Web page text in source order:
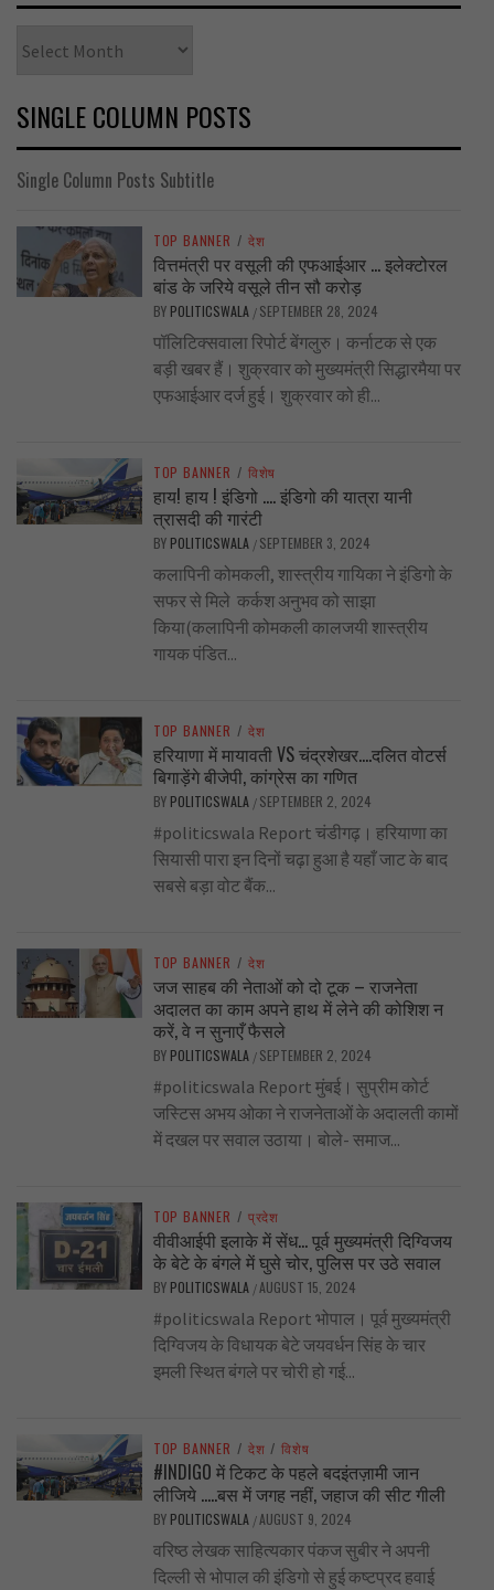
SINGLE COLUMN POSTS
Single Column Posts Subtitle
TOP BANNER / देश
वित्तमंत्री पर वसूली की एफआईआर … इलेक्टोरल
बांड के जरिये वसूले तीन सौ करोड़
BY POLITICSWALA / SEPTEMBER 28, 2024
पॉलिटिक्सवाला रिपोर्ट बेंगलुरु। कर्नाटक से एक
बड़ी खबर हैं। शुक्रवार को मुख्यमंत्री सिद्धारमैया पर
एफआईआर दर्ज हुई। शुक्रवार को ही...
TOP BANNER / विशेष
हाय! हाय ! इंडिगो …. इंडिगो की यात्रा यानी
त्रासदी की गारंटी
BY POLITICSWALA / SEPTEMBER 3, 2024
कलापिनी कोमकली, शास्त्रीय गायिका ने इंडिगो के
सफर से मिले कर्कश अनुभव को साझा
किया(कलापिनी कोमकली कालजयी शास्त्रीय
गायक पंडित...
TOP BANNER / देश
हरियाणा में मायावती VS चंद्रशेखर….दलित वोटर्स
बिगाड़ेंगे बीजेपी, कांग्रेस का गणित
BY POLITICSWALA / SEPTEMBER 2, 2024
#politicswala Report चंडीगढ़। हरियाणा का
सियासी पारा इन दिनों चढ़ा हुआ है यहाँ जाट के बाद
सबसे बड़ा वोट बैंक...
TOP BANNER / देश
जज साहब की नेताओं को दो टूक – राजनेता
अदालत का काम अपने हाथ में लेने की कोशिश न
करें, वे न सुनाएँ फैसले
BY POLITICSWALA / SEPTEMBER 2, 2024
#politicswala Report मुंबई। सुप्रीम कोर्ट
जस्टिस अभय ओका ने राजनेताओं के अदालती कामों
में दखल पर सवाल उठाया। बोले- समाज...
TOP BANNER / प्रदेश
वीवीआईपी इलाके में सेंध… पूर्व मुख्यमंत्री दिग्विजय
के बेटे के बंगले में घुसे चोर, पुलिस पर उठे सवाल
BY POLITICSWALA /AUGUST 15, 2024
#politicswala Report भोपाल। पूर्व मुख्यमंत्री
दिग्विजय के विधायक बेटे जयवर्धन सिंह के चार
इमली स्थित बंगले पर चोरी हो गई...
TOP BANNER / देश / विशेष
#INDIGO में टिकट के पहले बदइंतज़ामी जान
लीजिये …..बस में जगह नहीं, जहाज की सीट गीली
BY POLITICSWALA /AUGUST 9, 2024
वरिष्ठ लेखक साहित्यकार पंकज सुबीर ने अपनी
दिल्ली से भोपाल की इंडिगो से हुई कष्टप्रद हवाई